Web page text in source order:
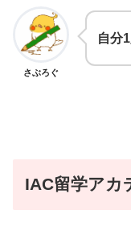
さぶろぐ
自分
IAC留学アカ